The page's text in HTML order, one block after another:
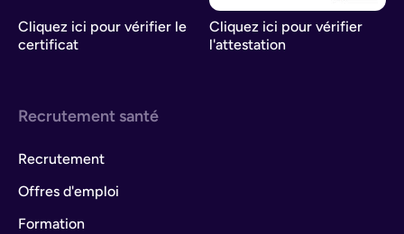
Cliquez ici pour vérifier le
certificat
Cliquez ici pour vérifier
l'attestation
Recrutement santé
Recrutement
Offres d'emploi
Formation